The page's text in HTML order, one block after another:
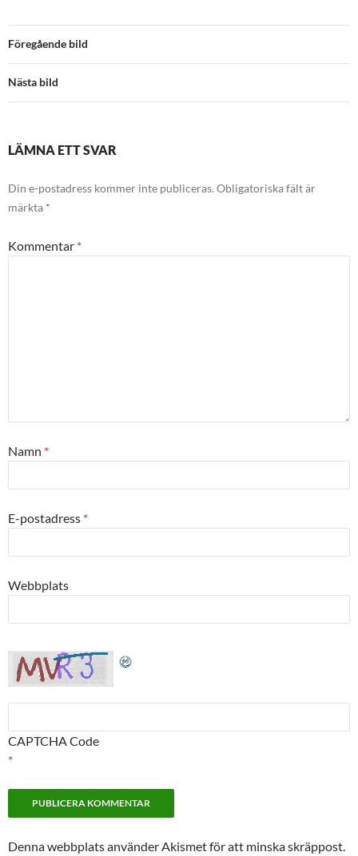
Föregående bild
Nästa bild
LÄMNA ETT SVAR
Din e-postadress kommer inte publiceras. Obligatoriska fält är
märkta *
Kommentar *
Namn *
E-postadress *
Webbplats
CAPTCHA Code
*
Denna webbplats använder Akismet för att minska skräppost.